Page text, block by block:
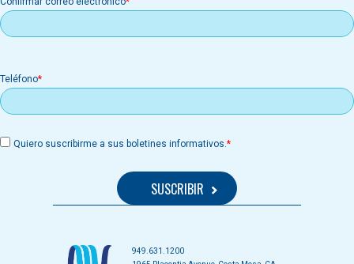
Teléfono
Quiero suscribirme a sus boletines informativos.
949.631.1200